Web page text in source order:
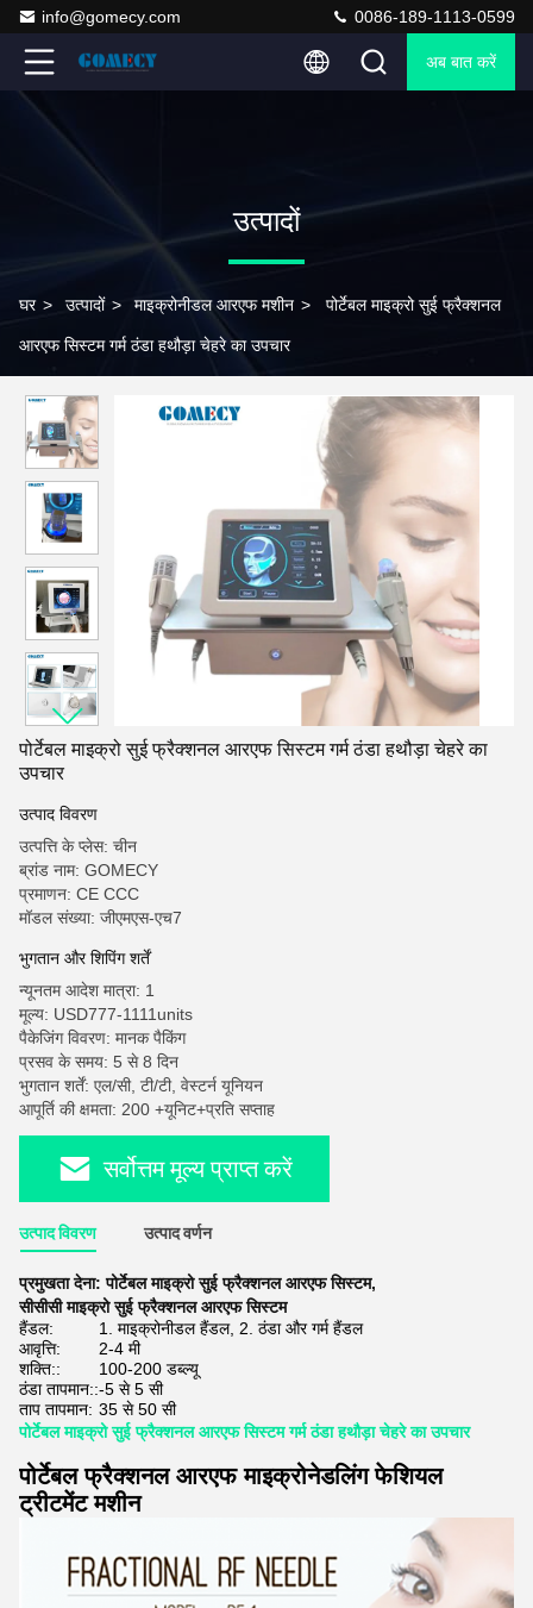
info@gomecy.com 0086-189-1113-0599
अब बात करें
उत्पादों
घर > उत्पादों > माइक्रोनीडल आरएफ मशीन > पोर्टेबल माइक्रो सुई फ्रैक्शनल
आरएफ सिस्टम गर्म ठंडा हथौड़ा चेहरे का उपचार
पोर्टेबल माइक्रो सुई फ्रैक्शनल आरएफ सिस्टम गर्म ठंडा हथौड़ा चेहरे का
उपचार
उत्पाद विवरण
उत्पत्ति के प्लेस: चीन
ब्रांड नाम: GOMECY
प्रमाणन: CE CCC
मॉडल संख्या: जीएमएस-एच7
भुगतान और शिपिंग शर्तें
न्यूनतम आदेश मात्रा: 1
मूल्य: USD777-1111units
पैकेजिंग विवरण: मानक पैकिंग
प्रसव के समय: 5 से 8 दिन
भुगतान शर्तें: एल/सी, टी/टी, वेस्टर्न यूनियन
आपूर्ति की क्षमता: 200 +यूनिट+प्रति सप्ताह
सर्वोत्तम मूल्य प्राप्त करें
उत्पाद विवरण उत्पाद वर्णन
प्रमुखता देना:पोर्टेबल माइक्रो सुई फ्रैक्शनल आरएफ सिस्टम,
सीसीसी माइक्रो सुई फ्रैक्शनल आरएफ सिस्टम
हैंडल:
1. माइक्रोनीडल हैंडल, 2. ठंडा और गर्म हैंडल
आवृत्ति:
2-4 मी
शक्ति::
100-200 डब्ल्यू
ठंडा तापमान::-5 से 5 सी
ताप तापमान: 35 से 50 सी
पोर्टेबल माइक्रो सुई फ्रैक्शनल आरएफ सिस्टम गर्म ठंडा हथौड़ा चेहरे का उपचार
पोर्टेबल फ्रैक्शनल आरएफ माइक्रोनेडलिंग फेशियल
ट्रीटमेंट मशीन